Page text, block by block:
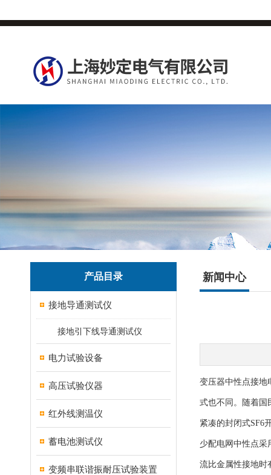
产品目录
接地导通测试仪
接地引下线导通测试仪
电力试验设备
高压试验仪器
红外线测温仪
蓄电池测试仪
变频串联谐振耐压试验装置
新闻中心
变压器中性点接地
式也不同。随着国
紧凑的封闭式SF6
少配电网中性点采
流比金属性接地时